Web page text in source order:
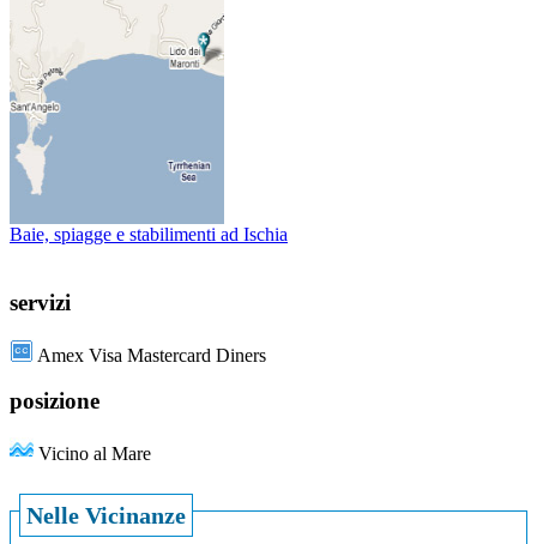
Baie, spiagge e stabilimenti ad Ischia
servizi
Amex Visa Mastercard Diners
posizione
Vicino al Mare
Nelle Vicinanze